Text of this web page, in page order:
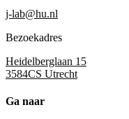
j-lab@hu.nl
Bezoekadres
Heidelberglaan 15
3584CS Utrecht
Ga naar